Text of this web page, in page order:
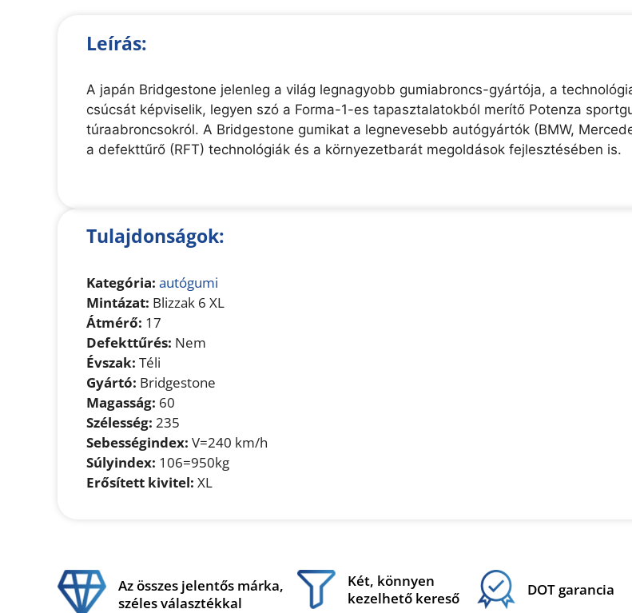
Leírás:
A japán Bridgestone jelenleg a világ legnagyobb gumiabroncs-gyártója, a
csúcsát képviselik, legyen szó a Forma-1-es tapasztalatokból merítő Potenza
túraabroncsokról. A Bridgestone gumikat a legnevesebb autógyártók (BMW,
a defekttűrő (RFT) technológiák és a környezetbarát megoldások fejlesztésében is.
Tulajdonságok:
Kategória: autógumi
Mintázat: Blizzak 6 XL
Átmérő: 17
Defekttűrés: Nem
Évszak: Téli
Gyártó: Bridgestone
Magasság: 60
Szélesség: 235
Sebességindex: V=240 km/h
Súlyindex: 106=950kg
Erősített kivitel: XL
Az összes jelentős márka,
széles választékkal
Két, könnyen
kezelhető kereső
DOT garancia